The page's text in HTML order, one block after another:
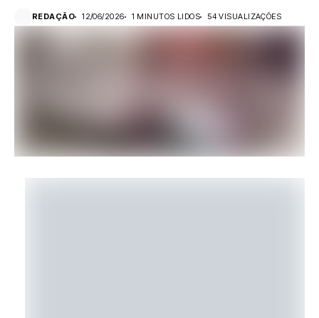
REDAÇÃO 12/06/2026 1 MINUTOS LIDOS 54 VISUALIZAÇÕES